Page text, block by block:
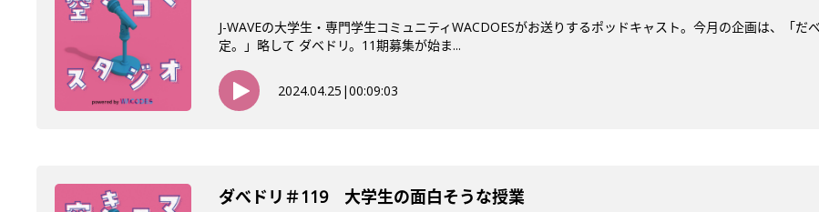
J-WAVEの大学生・専門学生コミュニティWACDOESがお送りするポッドキャスト。今月の企画は、「
定。」略して ダベドリ。11期募集が始ま...
2024.04.25 |00:09:03
ダべドリ＃119 大学生の面白そうな授業